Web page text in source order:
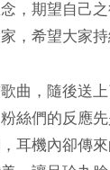
，期望自己
，希望大家持
曲，隨後送
絲們的反應
耳機內卻傳